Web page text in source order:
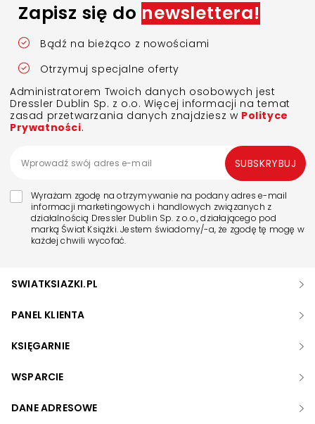
Zapisz się do newslettera!
Bądź na bieżąco z nowościami
Otrzymuj specjalne oferty
Administratorem Twoich danych osobowych jest
Dressler Dublin Sp. z o.o. Więcej informacji na temat
zasad przetwarzania danych znajdziesz w Polityce
Prywatności.
Wyrażam zgodę na otrzymywanie na podany adres e-mail
informacji marketingowych i handlowych związanych z
działalnością Dressler Dublin Sp. z o.o., działającego pod
marką Świat Książki. Jestem świadomy/-a, że zgodę tę mogę w
każdej chwili wycofać.
SUBSKRYBUJ
SWIATKSIAZKI.PL
PANEL KLIENTA
KSIĘGARNIE
WSPARCIE
DANE ADRESOWE